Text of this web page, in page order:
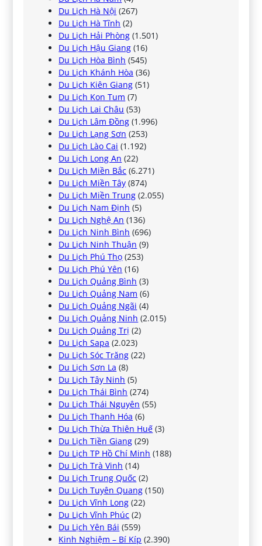
Du Lịch Hà Nội (267)
Du Lịch Hà Tĩnh (2)
Du Lịch Hải Phòng (1.501)
Du Lịch Hậu Giang (16)
Du Lịch Hòa Bình (545)
Du Lịch Khánh Hòa (36)
Du Lịch Kiên Giang (51)
Du Lịch Kon Tum (7)
Du Lịch Lai Châu (53)
Du Lịch Lâm Đồng (1.996)
Du Lịch Lạng Sơn (253)
Du Lịch Lào Cai (1.192)
Du Lịch Long An (22)
Du Lịch Miền Bắc (6.271)
Du Lịch Miền Tây (874)
Du Lịch Miền Trung (2.055)
Du Lịch Nam Định (5)
Du Lịch Nghệ An (136)
Du Lịch Ninh Bình (696)
Du Lịch Ninh Thuận (9)
Du Lịch Phú Thọ (253)
Du Lịch Phú Yên (16)
Du Lịch Quảng Bình (3)
Du Lịch Quảng Nam (6)
Du Lịch Quảng Ngãi (4)
Du Lịch Quảng Ninh (2.015)
Du Lịch Quảng Trị (2)
Du Lịch Sapa (2.023)
Du Lịch Sóc Trăng (22)
Du Lịch Sơn La (8)
Du Lịch Tây Ninh (5)
Du Lịch Thái Bình (274)
Du Lịch Thái Nguyên (55)
Du Lịch Thanh Hóa (6)
Du Lịch Thừa Thiên Huế (3)
Du Lịch Tiền Giang (29)
Du Lịch TP Hồ Chí Minh (188)
Du Lịch Trà Vinh (14)
Du Lịch Trung Quốc (2)
Du Lịch Tuyên Quang (150)
Du Lịch Vĩnh Long (22)
Du Lịch Vĩnh Phúc (2)
Du Lịch Yên Bái (559)
Kinh Nghiệm – Bí Kíp (2.390)